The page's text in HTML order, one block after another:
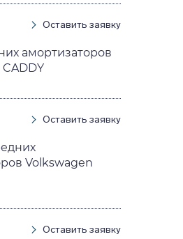
Оставить заявку
амортизаторов
Оставить заявку
Volkswagen
Оставить заявку